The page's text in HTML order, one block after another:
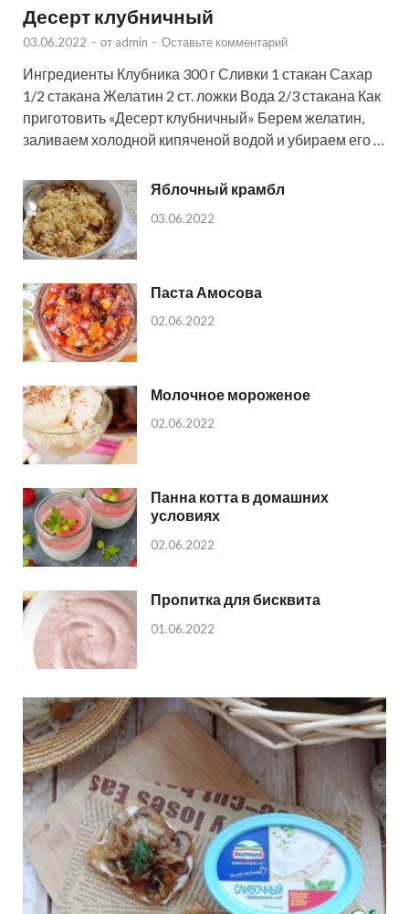
Десерт клубничный
03.06.2022 - от admin - Оставьте комментарий
Ингредиенты Клубника 300 г Сливки 1 стакан Сахар
1/2 стакана Желатин 2 ст. ложки Вода 2/3 стакана Как
приготовить «Десерт клубничный» Берем желатин,
заливаем холодной кипяченой водой и убираем его …
Яблочный крамбл
03.06.2022
Паста Амосова
02.06.2022
Молочное мороженое
02.06.2022
Панна котта в домашних
условиях
02.06.2022
Пропитка для бисквита
01.06.2022